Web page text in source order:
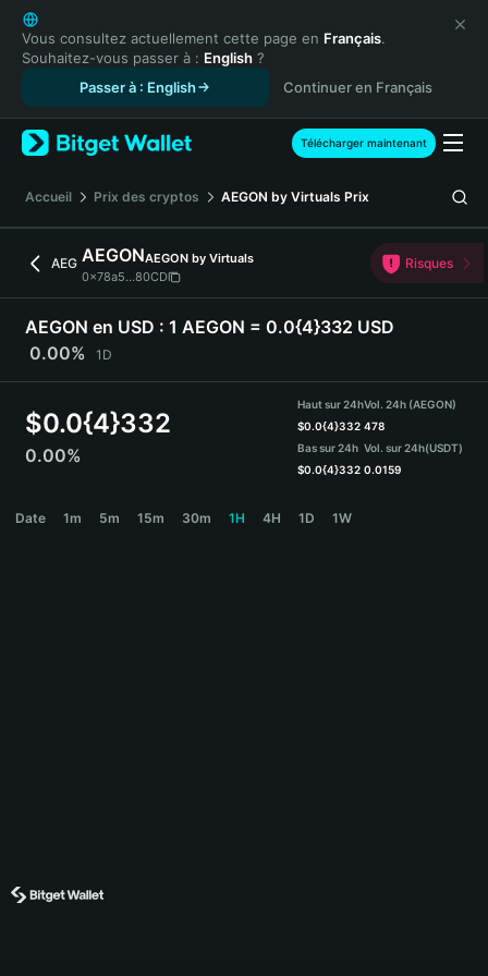
English
日本語
Tiếng Việt
Español (Latinoamérica)
Türkçe
Français
Deutsch
繁體中文
Português (Portugal)
Bahasa Indonesia
ภาษาไทย
हिन्दी
Español
Português (Brasil)
Vous consultez actuellement cette page en Français.
Souhaitez-vous passer à : English ?
Passer à : English
Continuer en Français
Télécharger maintenant
Accueil Prix des cryptos AEGON by Virtuals Prix
AEG AEGONAEGON by Virtuals
0x78a5...80CD
Risques
AEGON en USD : 1 AEGON = 0.0{4}332 USD
0.00%
1D
$0.0{4}332
0.00%
Haut sur 24h
$0.0{4}332
Bas sur 24h
$0.0{4}332
Vol. 24h (AEGON)
478
Vol. sur 24h(USDT)
0.0159
Date 1m 5m 15m 30m 1H 4H 1D 1W